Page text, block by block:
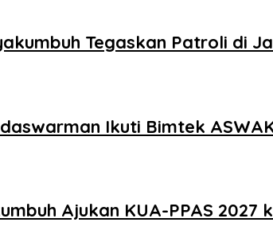
Tegaskan Patroli di
Ikuti Bimtek
Ajukan KUA-PPAS 2027